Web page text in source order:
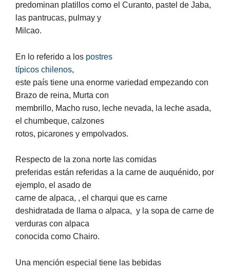
predominan platillos como el Curanto, pastel de Jaba,
las pantrucas, pulmay y
Milcao.
En lo referido a los postres
típicos chilenos,
este país tiene una enorme variedad empezando con
Brazo de reina, Murta con
membrillo, Macho ruso, leche nevada, la leche asada,
el chumbeque, calzones
rotos, picarones y empolvados.
Respecto de la zona norte las comidas
preferidas están referidas a la carne de auquénido, por
ejemplo, el asado de
carne de alpaca, , el charqui que es carne
deshidratada de llama o alpaca, y la sopa de carne de
verduras con alpaca
conocida como Chairo.
Una mención especial tiene las bebidas